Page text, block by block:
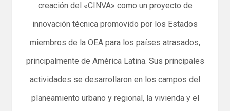
creación del «CINVA» como un proyecto de
innovación técnica promovido por los Estados
miembros de la OEA para los países atrasados,
principalmente de América Latina. Sus principales
actividades se desarrollaron en los campos del
planeamiento urbano y regional, la vivienda y el